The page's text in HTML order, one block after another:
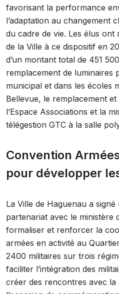
favorisant la performance
l’adaptation au changement
du cadre de vie. Les élus
de la Ville à ce dispositif en
d’un montant total de 451
remplacement de luminaires
municipal et dans les écoles
Bellevue, le remplacement et
l’Espace Associations et la
télégestion GTC à la salle
Convention
pour développer
La Ville de Haguenau a
partenariat avec le ministère
formaliser et renforcer la
armées en activité au
2400 militaires sur trois
faciliter l’intégration des
créer des rencontres avec